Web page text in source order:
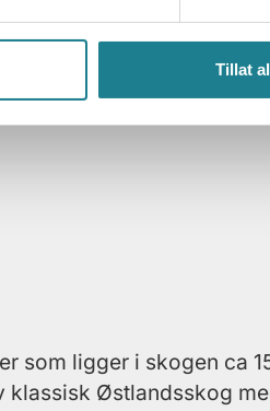
Tillat
over gårdens
som ligger i skogen ca
klassisk Østlandsskog